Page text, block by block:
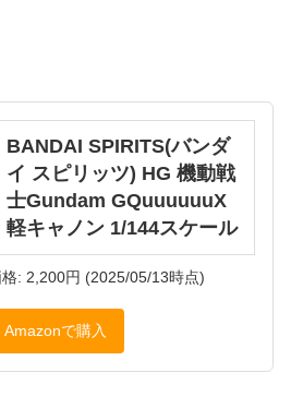
BANDAI SPIRITS(バンダ
イ スピリッツ) HG 機動戦
士Gundam GQuuuuuuX
軽キャノン 1/144スケール
: 2,200円 (2025/05/13時点)
Amazonで購入